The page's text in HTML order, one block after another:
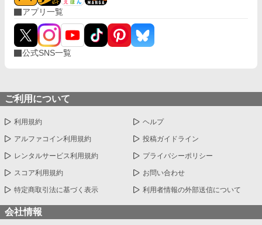
アプリ一覧
公式SNS一覧
ご利用について
利用規約 ヘルプ
アルファコイン利用規約 投稿ガイドライン
レンタルサービス利用規約 プライバシーポリシー
スコア利用規約 お問い合わせ
特定商取引法に基づく表示 利用者情報の外部送信について
会社情報